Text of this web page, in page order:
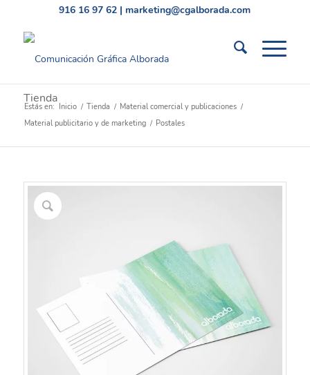
916 16 97 62 | marketing@cgalborada.com
Tienda
Estás en: Inicio / Tienda / Material comercial y publicaciones /
Material publicitario y de marketing / Postales